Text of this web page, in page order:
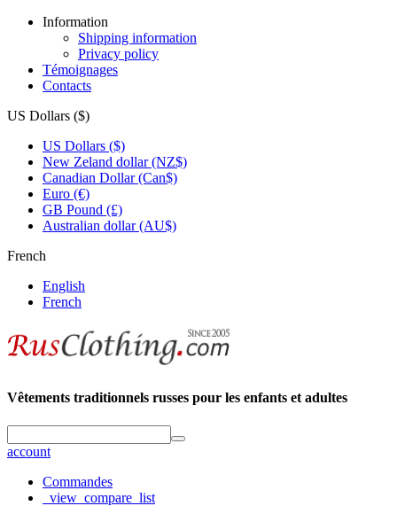
Information
Shipping information
Privacy policy
Témoignages
Contacts
US Dollars ($)
US Dollars ($)
New Zeland dollar (NZ$)
Canadian Dollar (Can$)
Euro (€)
GB Pound (£)
Australian dollar (AU$)
French
English
French
Vêtements traditionnels russes pour les enfants et adultes
account
Commandes
_view_compare_list